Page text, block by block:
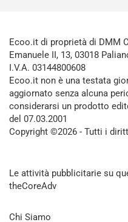
Ecoo.it di proprietà di DMM
Emanuele II, 13, 03018
I.V.A. 03144800608
Ecoo.it non è una testata
aggiornato senza alcuna
considerarsi un prodotto
del 07.03.2001
Copyright ©2026 - Tutti i
Le attività pubblicitarie su
theCoreAdv
Chi Siamo